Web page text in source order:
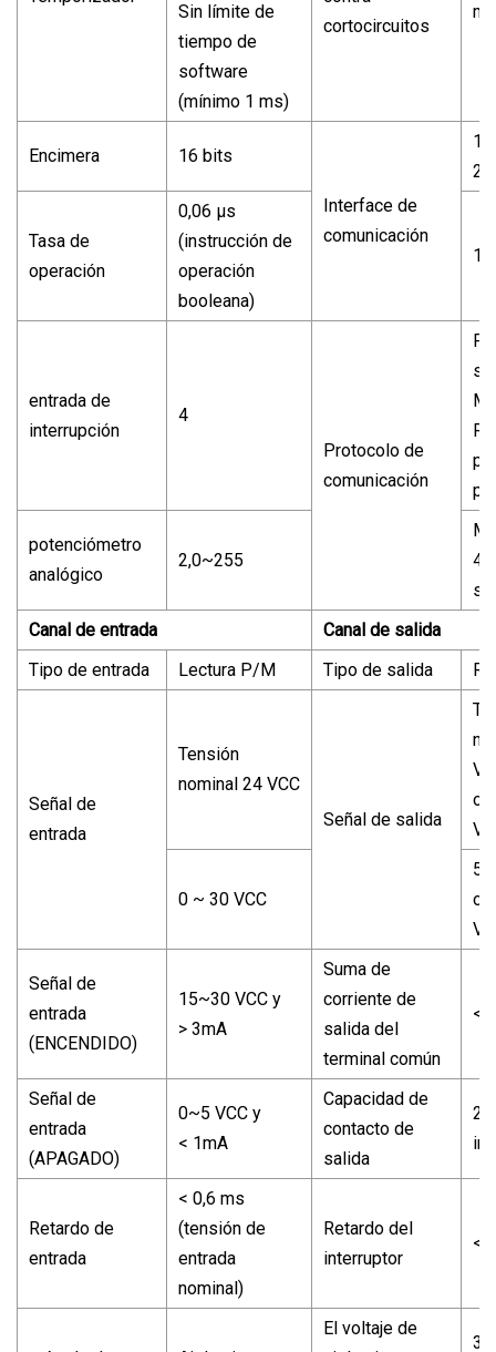
Sin límite de
tiempo de
software
(mínimo 1 ms)
cortocircuitos
Encimera 16 bits
Interface de
comunicación
Tasa de
operación
0,06 μs
(instrucción de
operación
booleana)
entrada de
interrupción
4
Protocolo de
comunicación
potenciómetro
analógico
2,0~255
4
Canal de entrada
Canal de salida
Tipo de entrada
Lectura P/M Tipo de salida
Señal de
entrada
Tensión
nominal 24 VCC
Señal de salida
o
0 ~ 30 VCC
5
o
Señal de
entrada
(ENCENDIDO)
15~30 VCC y
> 3mA
Suma de
corriente de
salida del
terminal común
<
Señal de
entrada
(APAGADO)
0~5 VCC y
< 1mA
Capacidad de
contacto de
salida
Retardo de
entrada
< 0,6 ms
(tensión de
entrada
nominal)
Retardo del
interruptor
<
El voltaje de